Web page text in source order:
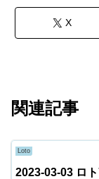
X
関連記事
Loto
2023-03-03 ロ